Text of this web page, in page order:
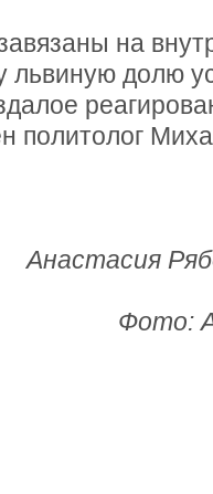
на
львиную долю
политолог
Анастасия
Фото: